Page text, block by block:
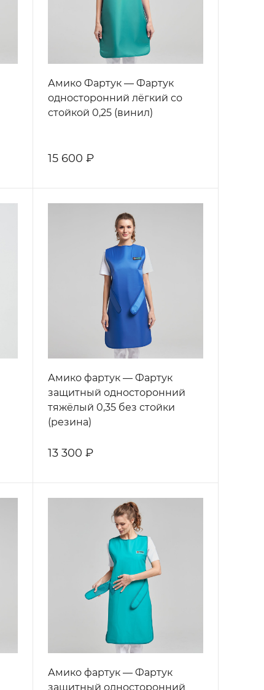
Амико Фартук — Фартук
односторонний лёгкий со
стойкой 0,25 (винил)
15 600 ₽
Амико фартук — Фартук
защитный односторонний
тяжёлый 0,35 без стойки
(резина)
13 300 ₽
Амико фартук — Фартук
защитный односторонний